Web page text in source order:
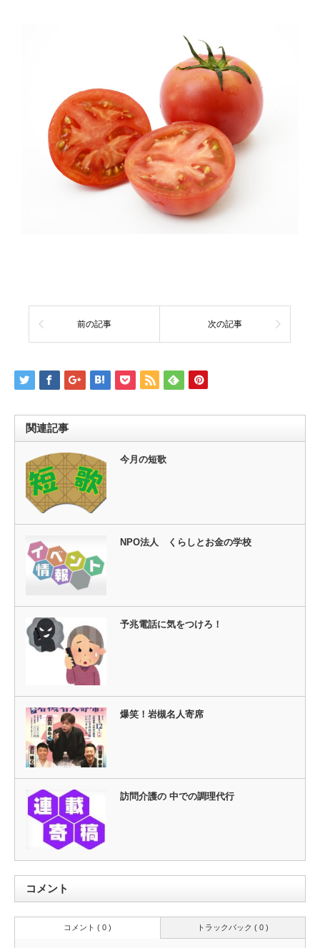
前の記事 次の記事
関連記事
今月の短歌
NPO法人 くらしとお金の学校
予兆電話に気をつけろ！
爆笑！岩槻名人寄席
訪問介護の 中での調理代行
コメント
トラックバック ( 0 )
コメント ( 0 )